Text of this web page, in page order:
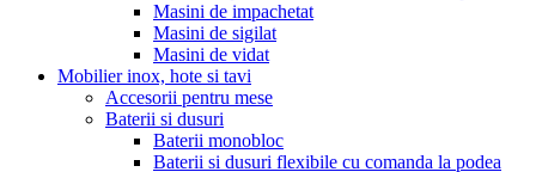
Masini de impachetat
Masini de sigilat
Masini de vidat
Mobilier inox, hote si tavi
Accesorii pentru mese
Baterii si dusuri
Baterii monobloc
Baterii si dusuri flexibile cu comanda la podea